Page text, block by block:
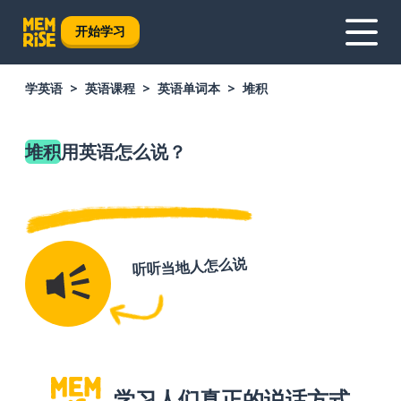
开始学习
学英语 英语课程 英语单词本 堆积
堆积用英语怎么说？
听听当地人怎么说